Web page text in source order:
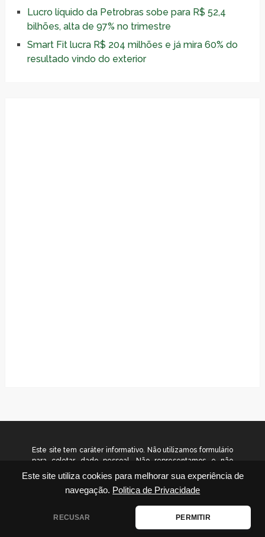
Este site utiliza cookies para melhorar sua experiência de
navegação. Politica de Privacidade
RECUSAR PERMITIR
Lucro líquido da Petrobras sobe para R$ 52,4
bilhões, alta de 97% no trimestre
Smart Fit lucra R$ 204 milhões e já mira 60% do
resultado vindo do exterior
Este site tem caráter informativo. Não utilizamos formulário
para coletar dado pessoal. Não representamos e não
temos relação com nenhuma empresa ou programa citado
no conteúdo deste site. © 2026
www.gradualinvestimentos.com.br – Todos os direitos